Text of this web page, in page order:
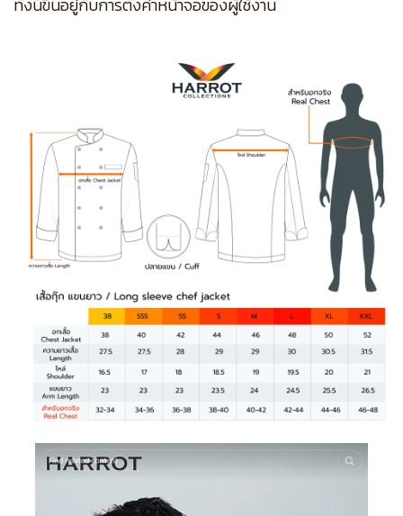
ทั้งนี้ขึ้นอยู่กับการตั้งค่าหน้าจอของผู้ใช้งาน